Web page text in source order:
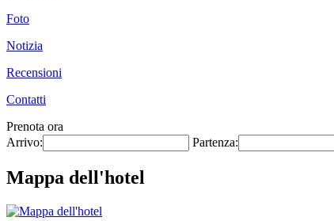
Foto
Notizia
Recensioni
Contatti
Prenota ora
Arrivo:
Partenza:
Mappa dell'hotel